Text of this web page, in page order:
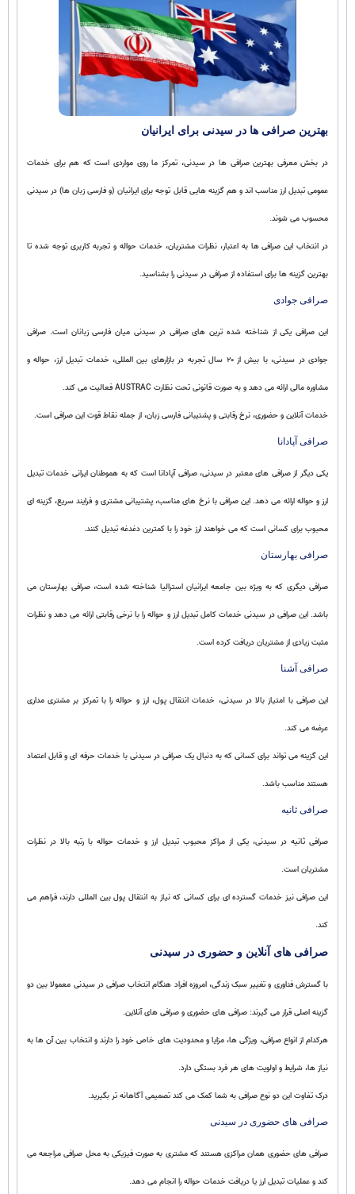
بهترین صرافی ها در سیدنی برای ایرانیان
در بخش معرفی بهترین صرافی ها در سیدنی، تمرکز ما روی مواردی است که هم برای خدمات
عمومی تبدیل ارز مناسب اند و هم گزینه هایی قابل توجه برای ایرانیان (و فارسی زبان ها) در سیدنی
محسوب می شوند.
در انتخاب این صرافی ها به اعتبار، نظرات مشتریان، خدمات حواله و تجربه کاربری توجه شده تا
بهترین گزینه ها برای استفاده از صرافی در سیدنی را بشناسید.
صرافی جوادی
این صرافی یکی از شناخته شده ترین های صرافی در سیدنی میان فارسی زبانان است. صرافی
جوادی در سیدنی، با بیش از ۲۰ سال تجربه در بازارهای بین المللی، خدمات تبدیل ارز، حواله و
مشاوره مالی ارائه می دهد و به صورت قانونی تحت نظارت AUSTRAC فعالیت می کند.
خدمات آنلاین و حضوری، نرخ رقابتی و پشتیبانی فارسی زبان، از جمله نقاط قوت این صرافی است.
صرافی آپادانا
یکی دیگر از صرافی های معتبر در سیدنی، صرافی آپادانا است که به هموطنان ایرانی خدمات تبدیل
ارز و حواله ارائه می دهد. این صرافی با نرخ های مناسب، پشتیبانی مشتری و فرایند سریع، گزینه ای
محبوب برای کسانی است که می خواهند ارز خود را با کمترین دغدغه تبدیل کنند.
صرافی بهارستان
صرافی دیگری که به ویژه بین جامعه ایرانیان استرالیا شناخته شده است، صرافی بهارستان می
باشد. این صرافی در سیدنی خدمات کامل تبدیل ارز و حواله را با نرخی رقابتی ارائه می دهد و نظرات
مثبت زیادی از مشتریان دریافت کرده است.
صرافی آشنا
این صرافی با امتیاز بالا در سیدنی، خدمات انتقال پول، ارز و حواله را با تمرکز بر مشتری مداری
عرضه می کند.
این گزینه می تواند برای کسانی که به دنبال یک صرافی در سیدنی با خدمات حرفه ای و قابل اعتماد
هستند مناسب باشد.
صرافی ثانیه
صرافی ثانیه در سیدنی، یکی از مراکز محبوب تبدیل ارز و خدمات حواله با رتبه بالا در نظرات
مشتریان است.
این صرافی نیز خدمات گسترده ای برای کسانی که نیاز به انتقال پول بین المللی دارند، فراهم می
کند.
صرافی های آنلاین و حضوری در سیدنی
با گسترش فناوری و تغییر سبک زندگی، امروزه افراد هنگام انتخاب صرافی در سیدنی معمولا بین دو
گزینه اصلی قرار می گیرند: صرافی های حضوری و صرافی های آنلاین.
هرکدام از انواع صرافی، ویژگی ها، مزایا و محدودیت های خاص خود را دارند و انتخاب بین آن ها به
نیاز ها، شرایط و اولویت های هر فرد بستگی دارد.
درک تفاوت این دو نوع صرافی به شما کمک می کند تصمیمی آگاهانه تر بگیرید.
صرافی های حضوری در سیدنی
صرافی های حضوری همان مراکزی هستند که مشتری به صورت فیزیکی به محل صرافی مراجعه می
کند و عملیات تبدیل ارز یا دریافت خدمات حواله را انجام می دهد.